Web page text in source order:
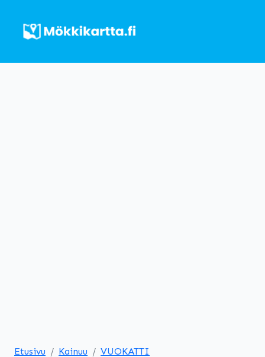
Etusivu Kainuu VUOKATTI